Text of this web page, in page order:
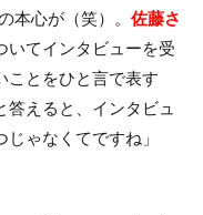
本心が（笑）。 佐藤さ
いてインタビューを受
ことをひと言で表す
答えると、インタビュ
ゃなくてですね」